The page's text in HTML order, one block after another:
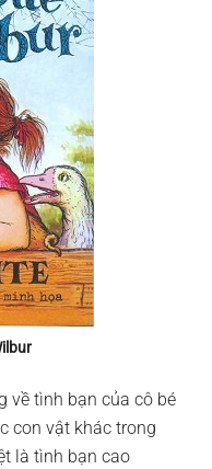
về tình bạn của cô bé
con vật khác trong
là tình bạn cao